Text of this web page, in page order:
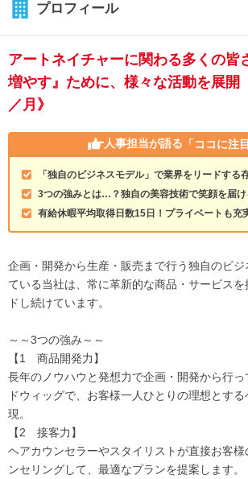
プロフィール
アートネイチャーに関わる多くの皆
増やす』ために、様々な活動を展開
／月》
人事担当が語る 「ココに注
「独自のビジネスモデル」で業界をリードする
3つの強みとは…？独自の美容技術で笑顔を届け
有給休暇平均取得日数15日！プライベートも充
企画・開発から生産・販売まで行う独自のビジ
ている当社は、常に革新的な商品・サービス
ドし続けています。
～～3つの強み～～
【1 商品開発力】
長年のノウハウと発想力で企画・開発から行っ
ドウィッグで、お客様一人ひとりの理想とす
現。
【2 接客力】
ヘアカウンセラーやスタイリストが直接お客様
ンセリングして、最適なプランを提案します。